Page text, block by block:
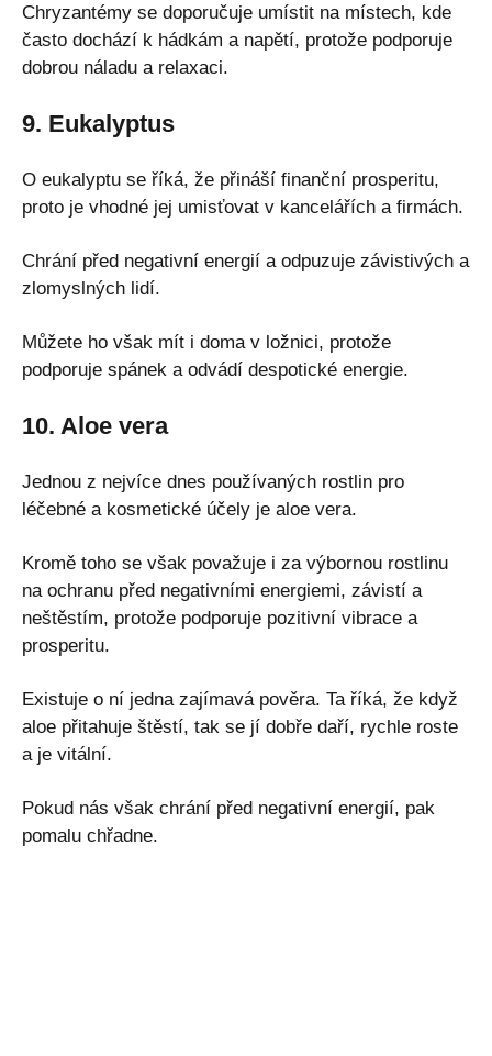
Chryzantémy se doporučuje umístit na místech, kde
často dochází k hádkám a napětí, protože podporuje
dobrou náladu a relaxaci.
9. Eukalyptus
O eukalyptu se říká, že přináší finanční prosperitu,
proto je vhodné jej umisťovat v kancelářích a firmách.
Chrání před negativní energií a odpuzuje závistivých a
zlomyslných lidí.
Můžete ho však mít i doma v ložnici, protože
podporuje spánek a odvádí despotické energie.
10. Aloe vera
Jednou z nejvíce dnes používaných rostlin pro
léčebné a kosmetické účely je aloe vera.
Kromě toho se však považuje i za výbornou rostlinu
na ochranu před negativními energiemi, závistí a
neštěstím, protože podporuje pozitivní vibrace a
prosperitu.
Existuje o ní jedna zajímavá pověra. Ta říká, že když
aloe přitahuje štěstí, tak se jí dobře daří, rychle roste
a je vitální.
Pokud nás však chrání před negativní energií, pak
pomalu chřadne.